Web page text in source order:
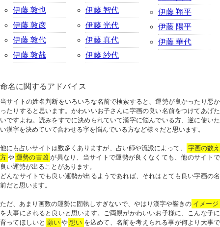
伊藤 敦也
伊藤 敦彦
伊藤 敦代
伊藤 敦哉
伊藤 智代
伊藤 光代
伊藤 真代
伊藤 紗代
伊藤 翔平
伊藤 陽平
伊藤 華代
命名に関するアドバイス
当サイトの姓名判断をいろいろな名前で検索すると、運勢が良かったり悪か
ったりすると思います。かわいいお子さんに字画の良い名前をつけてあげた
いですよね。読みをすでに決められていて漢字に悩んでいる方、逆に使いた
い漢字を決めていて合わせる字を悩んでいる方など様々だと思います。
他にも占いサイトは数多くありますが、占い師や流派によって、
字画の数え
方 や 運勢の吉凶 が異なり、当サイトで運勢が良くなくても、他のサイトで
良い運勢が出ることがあります。
どんなサイトでも良い運勢が出るようであれば、それはとても良い字画の名
前だと思います。
ただ、あまり画数の運勢に固執しすぎないで、やはり漢字や響きの イメージ
を大事にされると良いと思います。ご両親がかわいいお子様に、こんな子に
育ってほしいと 願い や 想い を込めて、名前を考えられる事が何より大事で